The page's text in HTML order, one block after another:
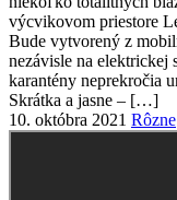
10. októbra 2021 Rôzne